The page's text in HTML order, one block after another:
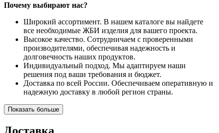
Почему выбирают нас?
Широкий ассортимент. В нашем каталоге вы найдете
все необходимые ЖБИ изделия для вашего проекта.
Высокое качество. Сотрудничаем с проверенными
производителями, обеспечивая надежность и
долговечность наших продуктов.
Индивидуальный подход. Мы адаптируем наши
решения под ваши требования и бюджет.
Доставка по всей России. Обеспечиваем оперативную и
надежную доставку в любой регион страны.
Показать больше
Доставка